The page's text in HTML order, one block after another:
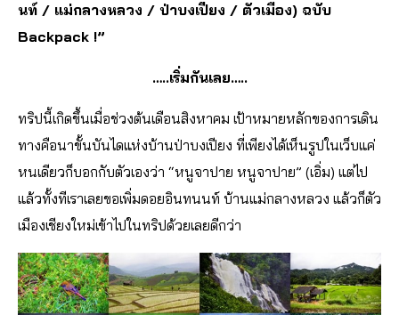
นท์ / แม่กลางหลวง / ป่าบงเปียง / ตัวเมือง) ฉบับ
Backpack !”
…..เริ่มกันเลย…..
ทริปนี้เกิดขึ้นเมื่อช่วงต้นเดือนสิงหาคม เป้าหมายหลักของการเดิน
ทางคือนาขั้นบันไดแห่งบ้านป่าบงเปียง ที่เพียงได้เห็นรูปในเว็บแค่
หนเดียวก็บอกกับตัวเองว่า “หนูจาปาย หนูจาปาย” (เอิ่ม) แต่ไป
แล้วทั้งทีเราเลยขอเพิ่มดอยอินทนนท์ บ้านแม่กลางหลวง แล้วก็ตัว
เมืองเชียงใหม่เข้าไปในทริปด้วยเลยดีกว่า